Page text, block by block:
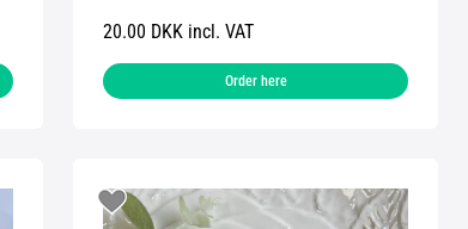
20.00 DKK incl. VAT
Order here